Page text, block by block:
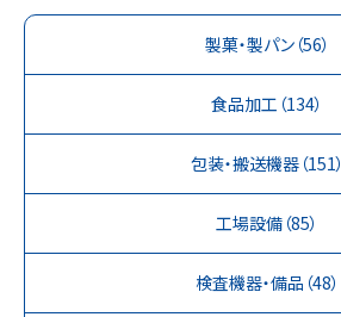
製菓・製パン（56）
食品加工 （134）
包装・搬送機器（151）
工場設備 （85）
検査機器・備品 （48）